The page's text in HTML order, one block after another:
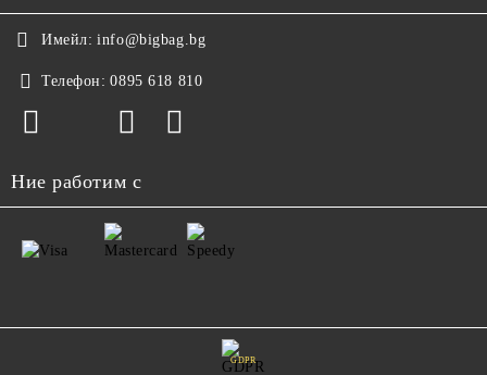
Имейл: info@bigbag.bg
Телефон: 0895 618 810
Ние работим с
GDPR